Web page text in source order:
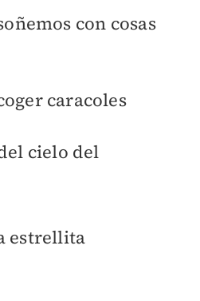
con cosas
caracoles
cielo del
estrellita